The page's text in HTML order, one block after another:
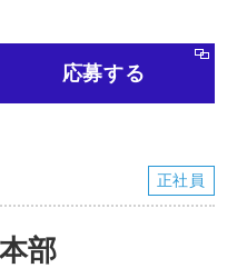
応募する
正社員
部